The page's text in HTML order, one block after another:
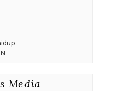
Media